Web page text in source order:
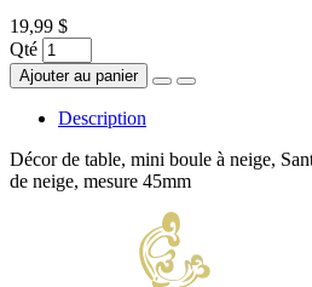
19,99 $
Qté
Ajouter au panier
Description
Décor de table, mini boule à neige,
de neige, mesure 45mm